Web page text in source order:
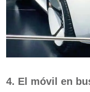
4. El móvil en